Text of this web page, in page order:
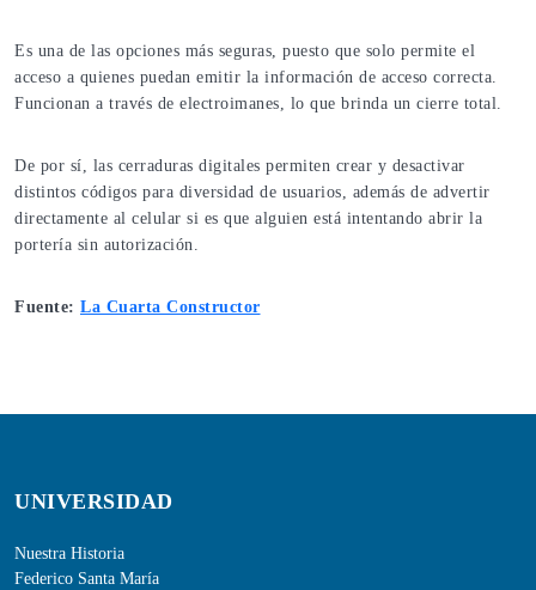
Es una de las opciones más seguras, puesto que solo permite el
acceso a quienes puedan emitir la información de acceso correcta.
Funcionan a través de electroimanes, lo que brinda un cierre total.
De por sí, las cerraduras digitales permiten crear y desactivar
distintos códigos para diversidad de usuarios, además de advertir
directamente al celular si es que alguien está intentando abrir la
portería sin autorización.
Fuente: La Cuarta Constructor
UNIVERSIDAD
Nuestra Historia
Federico Santa María